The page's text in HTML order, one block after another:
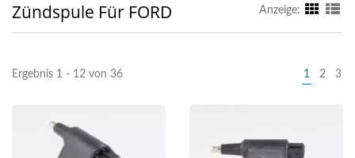
Zündspule Für FORD Anzeige:
Ergebnis 1 - 12 von 36 1 2 3